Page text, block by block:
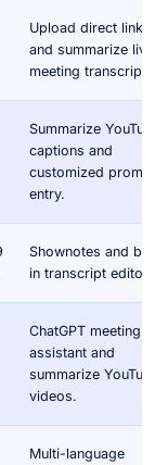
Upload direct links
and summarize live
meeting transcripts.
Summarize YouTube
captions and
customized prompt
entry.
Shownotes and built-
in transcript editor.
ChatGPT meeting
assistant and
summarize YouTube
videos.
Multi-language